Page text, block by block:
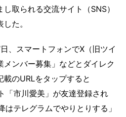
取られる交流サイト（SNS）
た。
、スマートフォンでX（旧ツイ
メンバー募集」などとダイレク
載のURLをタップすると
「市川愛美」が友達登録され
テレグラムでやりとりする」